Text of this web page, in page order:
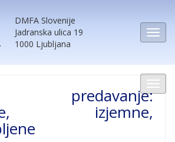
DMFA Slovenije
Jadranska ulica 19
1000 Ljubljana
predavanje:
izjemne,